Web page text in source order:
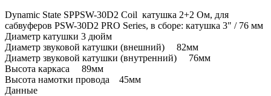
Dynamic State SPPSW-30D2 Coil катушка 2+2 Ом, для
сабвуферов PSW-30D2 PRO Series, в сборе: катушка 3" / 76 мм
Диаметр катушки 3 дюйм
Диаметр звуковой катушки (внешний) 82мм
Диаметр звуковой катушки (внутренний) 76мм
Высота каркаса 89мм
Высота намотки провода 45мм
Данные